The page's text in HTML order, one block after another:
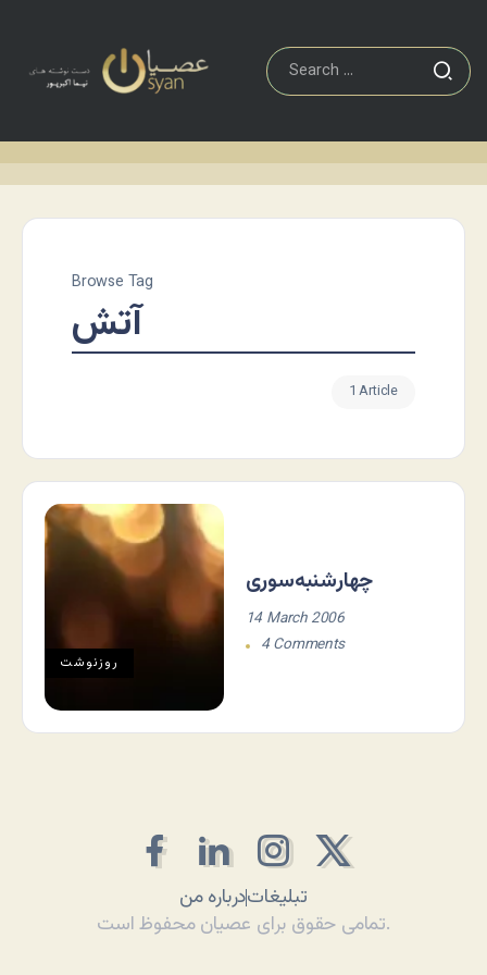
Browse Tag
آتش
1 Article
روزنوشت
چهارشنبه‌سوری
14 March 2006
4 Comments
درباره منتبلیغات
تمامی حقوق برای عصیان محفوظ است.